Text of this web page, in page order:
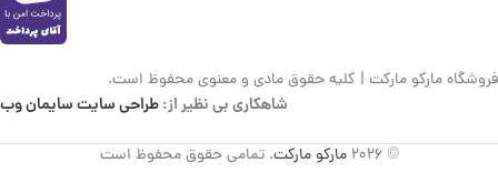
فروشگاه مارکو مارکت | کلیه حقوق مادی و معنوی محفوظ است.
شاهکاری بی نظیر از:طراحی سایت سایمان وب
© 2026 مارکو مارکت. تمامی حقوق محفوظ است